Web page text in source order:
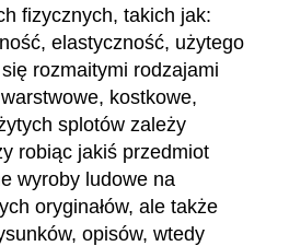
fizycznych, takich jak:
elastyczność, użytego
rozmaitymi rodzajami
kostkowe,
splotów zależy
robiąc jakiś przedmiot
wyroby ludowe na
oryginałów, ale także
opisów, wtedy